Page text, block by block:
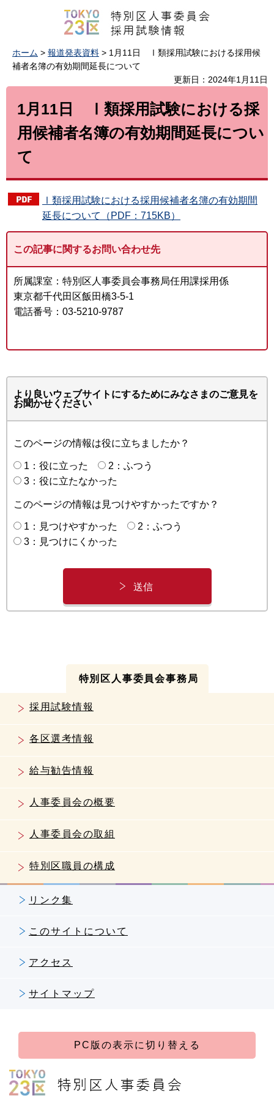
ホーム > 報道発表資料 > 1月11日 Ⅰ類採用試験における採用候
補者名簿の有効期間延長について
更新日：2024年1月11日
1月11日 Ⅰ類採用試験における採
用候補者名簿の有効期間延長につい
て
Ⅰ類採用試験における採用候補者名簿の有効期間
延長について（PDF：715KB）
この記事に関するお問い合わせ先
所属課室：特別区人事委員会事務局任用課採用係
東京都千代田区飯田橋3-5-1
電話番号：03-5210-9787
より良いウェブサイトにするためにみなさまのご意見を
お聞かせください
このページの情報は役に立ちましたか？
1：役に立った
2：ふつう
3：役に立たなかった
このページの情報は見つけやすかったですか？
1：見つけやすかった
2：ふつう
3：見つけにくかった
特別区人事委員会事務局
採用試験情報
各区選考情報
給与勧告情報
人事委員会の概要
人事委員会の取組
特別区職員の構成
リンク集
このサイトについて
アクセス
サイトマップ
PC版の表示に切り替える